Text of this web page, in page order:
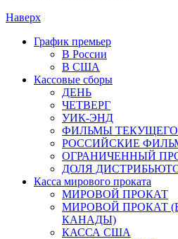
Наверх
График премьер
В России
В США
Кассовые сборы
ДЕНЬ
ЧЕТВЕРГ
УИК-ЭНД
ФИЛЬМЫ ТЕКУЩЕГО
РОССИЙСКИЕ
ОГРАНИЧЕННЫЙ
ДОЛЯ
Касса мирового проката
МИРОВОЙ ПРОКАТ
МИРОВОЙ ПРОКАТ
КАНАДЫ)
КАССА США